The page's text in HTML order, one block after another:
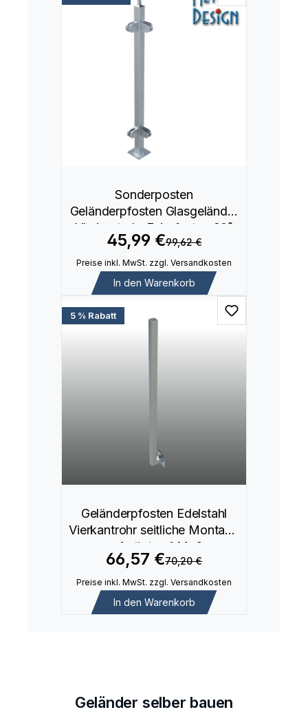
Sonderposten
Geländerpfosten Glasgeländer
Vierkantrohr Eckpfosten 90°
45,99 €99,62 €
Preise inkl. MwSt. zzgl. Versandkosten
In den Warenkorb
5 % Rabatt
Geländerpfosten Edelstahl
Vierkantrohr seitliche Montage
gefertigt auf Maß
66,57 €70,20 €
Preise inkl. MwSt. zzgl. Versandkosten
In den Warenkorb
Geländer selber bauen